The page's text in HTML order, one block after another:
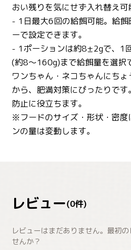
おい残りを気にせず入れ替え可
- 1日最大6回の給餌可能。給餌
ーで設定できます。
- 1ポーションは約8±2gで、1
(約8～160g)まで給餌量を選択
ワンちゃん・ネコちゃんにち
から、肥満対策にぴったりで
防止に役立ちます。
※フードのサイズ・形状・密度
ンの量は変動します。
レビュー(0件)
レビューはまだありません。最初
せんか？